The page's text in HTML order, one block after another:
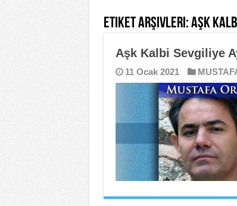
Etiket Arşivleri:Aşk
Aşk Kalbi Sevgiliye
11 Ocak 2021